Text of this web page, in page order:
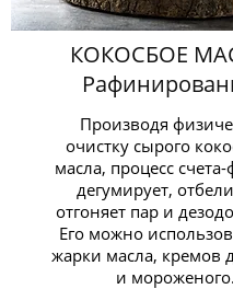
КОКОСБОЕ
Производя
очистку сырого
масла, процесс
дегумирует,
отгоняет пар и
Его можно
жарки масла, кремов
и мороженого.